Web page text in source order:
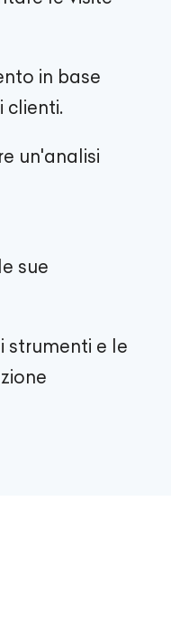
in base
clienti.
un'analisi
sue
e le